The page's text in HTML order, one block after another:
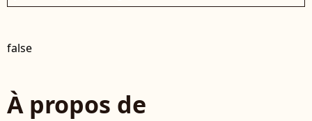
false
À propos de